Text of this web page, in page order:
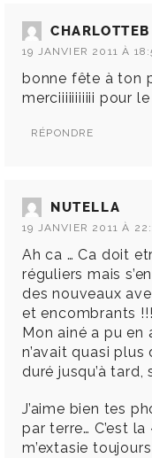
CHARLOTTEB
19 JANVIER 2011 À
bonne fête à ton
merciiiiiiiiiii pour le
RÉPONDRE
NUTELLA
19 JANVIER 2011 À
Ah ca … Ca doit
réguliers mais
des nouveaux
et encombrants !!!
Mon ainé a pu en
n’avait quasi
duré jusqu’à tard,
J’aime bien tes
par terre… C’est
m’extasie